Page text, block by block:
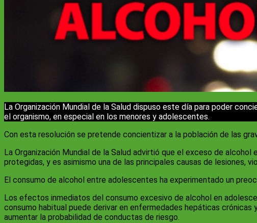
La Organización Mundial de la Salud dispuso este día para poder
el organismo, en especial en los menores y adolescentes.
Con esta resolución se pretende concientizar a la población de las
La Organización Mundial de la Salud advirtió que el exceso de
protegidas, y es asimismo una de las principales causas de lesiones,
El consumo de alcohol entre adolescentes ha experimentado un
Los efectos inmediatos del consumo excesivo de alcohol en
consumo habitual puede derivar en enfermedades hepáticas
aumentar la probabilidad de conductas de riesgo.